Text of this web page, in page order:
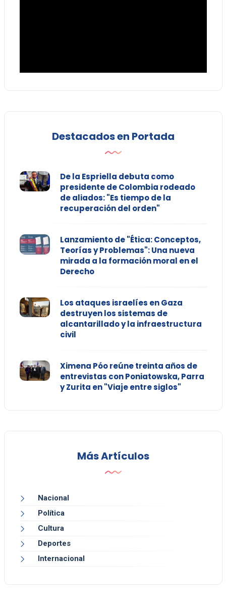
Destacados en Portada
De la Espriella debuta como
presidente de Colombia rodeado
de aliados: "Es tiempo de la
recuperación del orden"
Lanzamiento de "Ética: Conceptos,
Teorías y Problemas": Una nueva
mirada a la formación moral en el
Derecho
Los ataques israelíes en Gaza
destruyen los sistemas de
alcantarillado y la infraestructura
civil
Ximena Póo reúne treinta años de
entrevistas con Poniatowska, Parra
y Zurita en "Viaje entre siglos"
Más Artículos
Nacional
Política
Cultura
Deportes
Internacional